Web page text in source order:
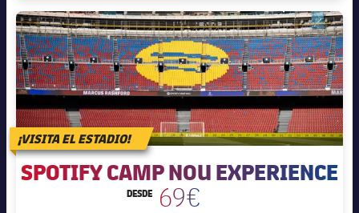
Calendario
Resultados
Clasificaciones
Fotos
Voleibol masculino
Voleibol femenino
Apúntate a las amateurs
Carnet de las Secciones Amateurs
PLUSICON
MÁS
League of Legends
VALORANT Game Changers
eFootball
¡VISITA EL ESTADIO!
SPOTIFY CAMP NOU EXPERIENCE
DESDE 69€